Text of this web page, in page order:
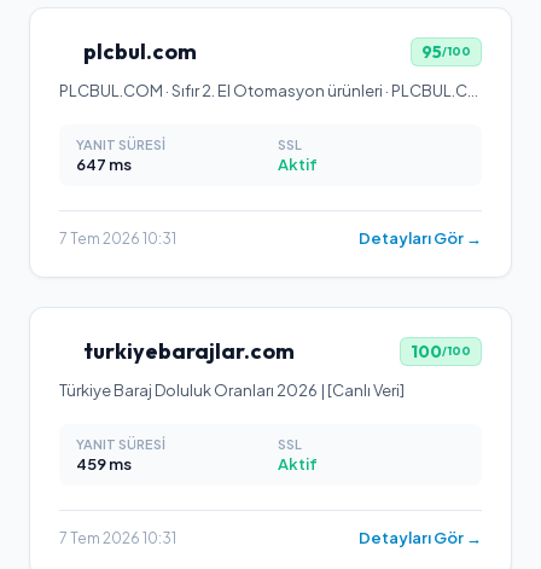
plcbul.com 95/100
YANIT SÜRESI
647 ms
SSL
Aktif
7 Tem 2026 10:31 Detayları Gör →
turkiyebarajlar.com 100/100
Türkiye Baraj Doluluk Oranları 2026 | [Canlı Veri]
YANIT SÜRESI
459ms
SSL
Aktif
7 Tem 2026 10:31 Detayları Gör →